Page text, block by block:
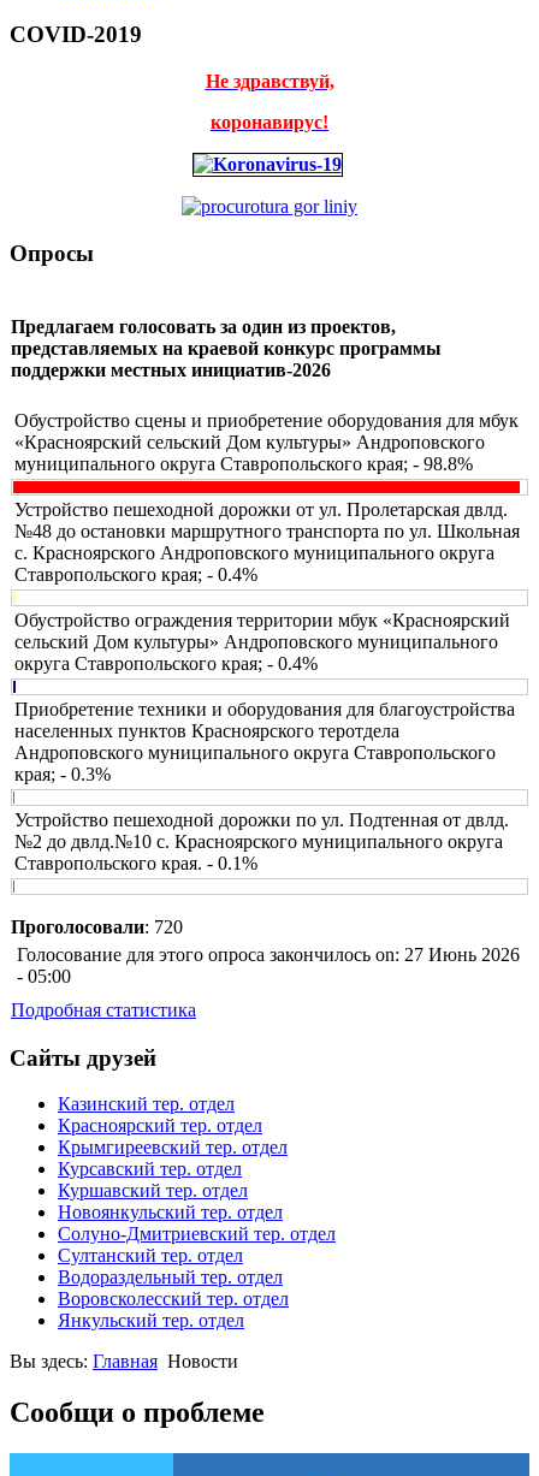
COVID-2019
Не здравствуй,
коронавирус!
Опросы
Предлагаем голосовать за один из проектов,
представляемых на краевой конкурс программы
поддержки местных инициатив-2026
Обустройство сцены и приобретение оборудования для мбук
«Красноярский сельский Дом культуры» Андроповского
муниципального округа Ставропольского края; - 98.8%
Устройство пешеходной дорожки от ул. Пролетарская двлд.
№48 до остановки маршрутного транспорта по ул. Школьная
с. Красноярского Андроповского муниципального округа
Ставропольского края; - 0.4%
Обустройство ограждения территории мбук «Красноярский
сельский Дом культуры» Андроповского муниципального
округа Ставропольского края; - 0.4%
Приобретение техники и оборудования для благоустройства
населенных пунктов Красноярского теротдела
Андроповского муниципального округа Ставропольского
края; - 0.3%
Устройство пешеходной дорожки по ул. Подтенная от двлд.
№2 до двлд.№10 с. Красноярского муниципального округа
Ставропольского края. - 0.1%
Проголосовали: 720
Голосование для этого опроса закончилось on: 27 Июнь 2026
- 05:00
Подробная статистика
Сайты друзей
Казинский тер. отдел
Красноярский тер. отдел
Крымгиреевский тер. отдел
Курсавский тер. отдел
Куршавский тер. отдел
Новоянкульский тер. отдел
Солуно-Дмитриевский тер. отдел
Султанский тер. отдел
Водораздельный тер. отдел
Воровсколесский тер. отдел
Янкульский тер. отдел
Вы здесь: Главная Новости
Сообщи о проблеме